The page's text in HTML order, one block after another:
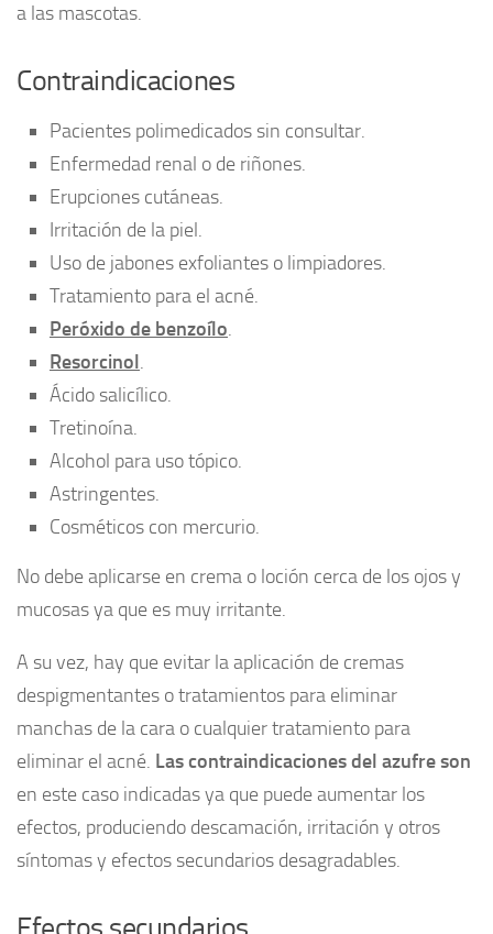
a las mascotas.
Contraindicaciones
Pacientes polimedicados sin consultar.
Enfermedad renal o de riñones.
Erupciones cutáneas.
Irritación de la piel.
Uso de jabones exfoliantes o limpiadores.
Tratamiento para el acné.
Peróxido de benzoílo.
Resorcinol.
Ácido salicílico.
Tretinoína.
Alcohol para uso tópico.
Astringentes.
Cosméticos con mercurio.
No debe aplicarse en crema o loción cerca de los ojos y
mucosas ya que es muy irritante.
A su vez, hay que evitar la aplicación de cremas
despigmentantes o tratamientos para eliminar
manchas de la cara o cualquier tratamiento para
eliminar el acné. Las contraindicaciones del azufre son
en este caso indicadas ya que puede aumentar los
efectos, produciendo descamación, irritación y otros
síntomas y efectos secundarios desagradables.